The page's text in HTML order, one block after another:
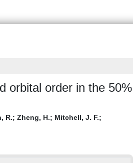
orbital order in the 50%
R.; Zheng, H.; Mitchell, J. F.;